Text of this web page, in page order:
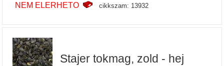
NEM ELERHETO cikkszam: 13932
Stajer tokmag, zold - hej